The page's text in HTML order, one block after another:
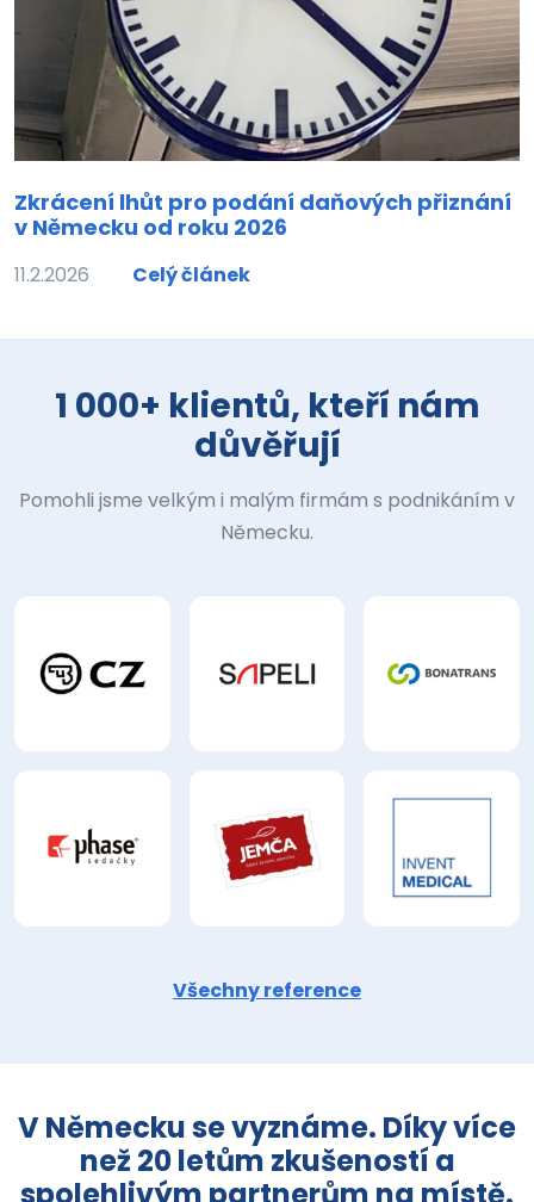
Zkrácení lhůt pro podání daňových přiznání
v Německu od roku 2026
11.2.2026 Celý článek
1 000+ klientů, kteří nám
důvěřují
Pomohli jsme velkým i malým firmám s podnikáním v
Německu.
Všechny reference
V Německu se vyznáme. Díky více
než 20 letům zkušeností a
spolehlivým partnerům na místě.